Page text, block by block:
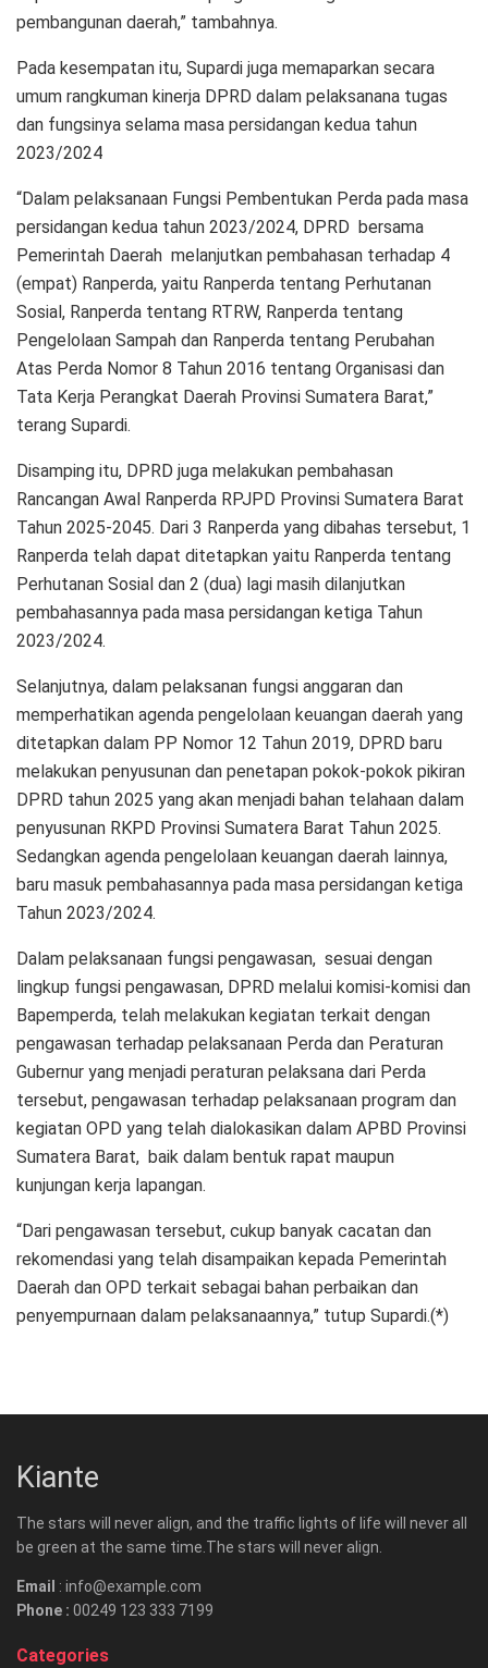
pembangunan daerah,” tambahnya.
Pada kesempatan itu, Supardi juga memaparkan secara
umum rangkuman kinerja DPRD dalam pelaksanana tugas
dan fungsinya selama masa persidangan kedua tahun
2023/2024
“Dalam pelaksanaan Fungsi Pembentukan Perda pada masa
persidangan kedua tahun 2023/2024, DPRD bersama
Pemerintah Daerah melanjutkan pembahasan terhadap 4
(empat) Ranperda, yaitu Ranperda tentang Perhutanan
Sosial, Ranperda tentang RTRW, Ranperda tentang
Pengelolaan Sampah dan Ranperda tentang Perubahan
Atas Perda Nomor 8 Tahun 2016 tentang Organisasi dan
Tata Kerja Perangkat Daerah Provinsi Sumatera Barat,”
terang Supardi.
Disamping itu, DPRD juga melakukan pembahasan
Rancangan Awal Ranperda RPJPD Provinsi Sumatera Barat
Tahun 2025-2045. Dari 3 Ranperda yang dibahas tersebut, 1
Ranperda telah dapat ditetapkan yaitu Ranperda tentang
Perhutanan Sosial dan 2 (dua) lagi masih dilanjutkan
pembahasannya pada masa persidangan ketiga Tahun
2023/2024.
Selanjutnya, dalam pelaksanan fungsi anggaran dan
memperhatikan agenda pengelolaan keuangan daerah yang
ditetapkan dalam PP Nomor 12 Tahun 2019, DPRD baru
melakukan penyusunan dan penetapan pokok-pokok pikiran
DPRD tahun 2025 yang akan menjadi bahan telahaan dalam
penyusunan RKPD Provinsi Sumatera Barat Tahun 2025.
Sedangkan agenda pengelolaan keuangan daerah lainnya,
baru masuk pembahasannya pada masa persidangan ketiga
Tahun 2023/2024.
Dalam pelaksanaan fungsi pengawasan, sesuai dengan
lingkup fungsi pengawasan, DPRD melalui komisi-komisi dan
Bapemperda, telah melakukan kegiatan terkait dengan
pengawasan terhadap pelaksanaan Perda dan Peraturan
Gubernur yang menjadi peraturan pelaksana dari Perda
tersebut, pengawasan terhadap pelaksanaan program dan
kegiatan OPD yang telah dialokasikan dalam APBD Provinsi
Sumatera Barat, baik dalam bentuk rapat maupun
kunjungan kerja lapangan.
“Dari pengawasan tersebut, cukup banyak cacatan dan
rekomendasi yang telah disampaikan kepada Pemerintah
Daerah dan OPD terkait sebagai bahan perbaikan dan
penyempurnaan dalam pelaksanaannya,” tutup Supardi.(*)
Kiante
The stars will never align, and the traffic lights of life will never all
be green at the same time.The stars will never align.
Email : info@example.com
Phone : 00249 123 333 7199
Categories